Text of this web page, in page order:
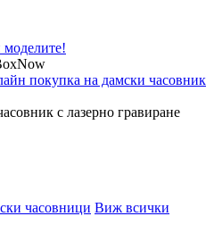
моделите!
покупка на дамски часовник
с лазерно гравиране
часовници Виж всички